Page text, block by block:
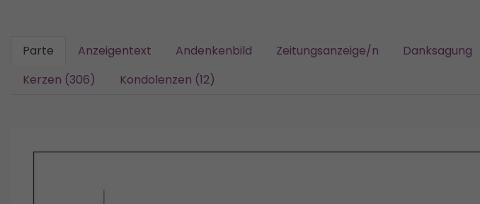
Parte Anzeigentext Andenkenbild Zeitungsanzeige/n Danksagung
Kerzen (306)
Kondolenzen (12)